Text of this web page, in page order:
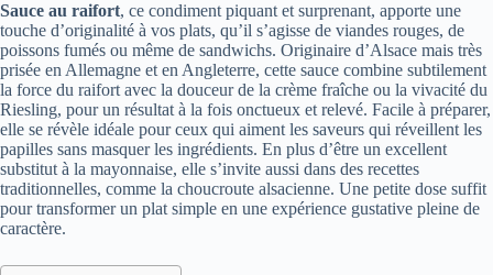
Sauce au raifort, ce condiment piquant et surprenant, apporte une
touche d’originalité à vos plats, qu’il s’agisse de viandes rouges, de
poissons fumés ou même de sandwichs. Originaire d’Alsace mais très
prisée en Allemagne et en Angleterre, cette sauce combine subtilement
la force du raifort avec la douceur de la crème fraîche ou la vivacité du
Riesling, pour un résultat à la fois onctueux et relevé. Facile à préparer,
elle se révèle idéale pour ceux qui aiment les saveurs qui réveillent les
papilles sans masquer les ingrédients. En plus d’être un excellent
substitut à la mayonnaise, elle s’invite aussi dans des recettes
traditionnelles, comme la choucroute alsacienne. Une petite dose suffit
pour transformer un plat simple en une expérience gustative pleine de
caractère.